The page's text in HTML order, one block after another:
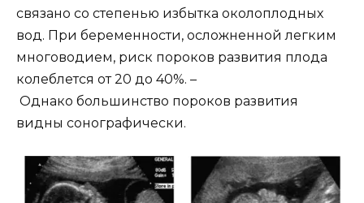
связано со степенью избытка околоплодных
вод. При беременности, осложненной легким
многоводием, риск пороков развития плода
колеблется от 20 до 40%. –
Однако большинство пороков развития
видны сонографически.